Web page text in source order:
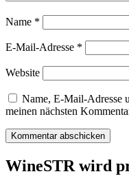
Name *
E-Mail-Adresse *
Website
Name, E-Mail-Adresse
meinen nächsten
WineSTR wird